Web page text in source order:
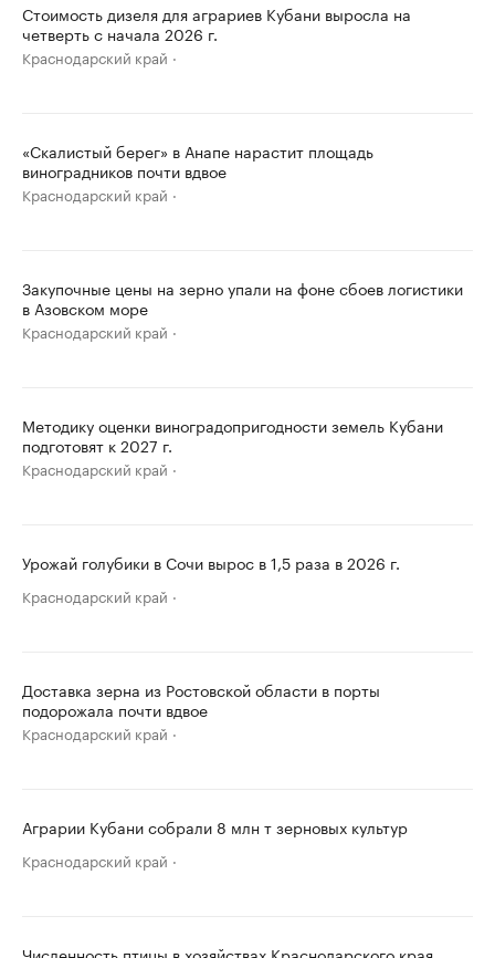
Стоимость дизеля для аграриев Кубани выросла на
четверть с начала 2026 г.
Краснодарский край
«Скалистый берег» в Анапе нарастит площадь
виноградников почти вдвое
Краснодарский край
Закупочные цены на зерно упали на фоне сбоев логистики
в Азовском море
Краснодарский край
Методику оценки виноградопригодности земель Кубани
подготовят к 2027 г.
Краснодарский край
Урожай голубики в Сочи вырос в 1,5 раза в 2026 г.
Краснодарский край
Доставка зерна из Ростовской области в порты
подорожала почти вдвое
Краснодарский край
Аграрии Кубани собрали 8 млн т зерновых культур
Краснодарский край